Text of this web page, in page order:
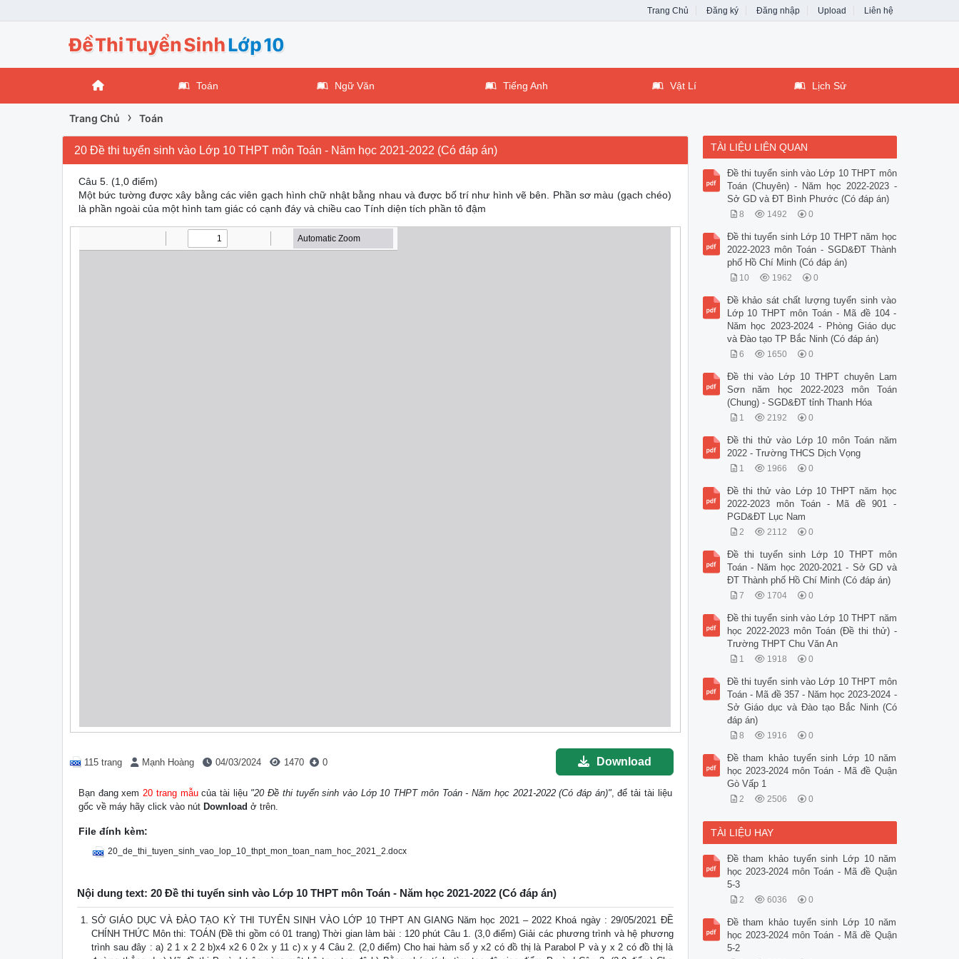
Trang Chủ Đăng ký Đăng nhập Upload Liên hệ
Toán Ngữ Văn Tiếng Anh Vật Lí Lịch Sử
Trang Chủ › Toán
20 Đề thi tuyển sinh vào Lớp 10 THPT môn Toán - Năm học 2021-2022 (Có đáp án)
Câu 5. (1,0 điểm)
Một bức tường được xây bằng các viên gạch hình chữ nhật bằng nhau và được bố trí như hình vẽ bên. Phần sơ màu (gạch chéo)
là phần ngoài của một hình tam giác có cạnh đáy và chiều cao Tính diện tích phần tô đậm
115 trang Mạnh Hoàng 04/03/2024 1470 0 Download
Bạn đang xem20 trang mẫucủa tài liệu "20 Đề thi tuyển sinh vào Lớp 10 THPT môn Toán - Năm học 2021-2022 (Có đáp án)", để tải tài liệu
gốc về máy hãy click vào nút Download ở trên.
File đính kèm:
20_de_thi_tuyen_sinh_vao_lop_10_thpt_mon_toan_nam_hoc_2021_2.docx
Nội dung text: 20 Đề thi tuyển sinh vào Lớp 10 THPT môn Toán - Năm học 2021-2022 (Có đáp án)
SỞ GIÁO DỤC VÀ ĐÀO TẠO KỲ THI TUYỂN SINH VÀO LỚP 10 THPT AN GIANG Năm học 2021 – 2022 Khoá ngày : 29/05/2021 ĐỀ
CHÍNH THỨC Môn thi: TOÁN (Đề thi gồm có 01 trang) Thời gian làm bài : 120 phút Câu 1. (3,0 điểm) Giải các phương trình và hệ phương
trình sau đây : a) 2 1 x 2 2 b)x4 x2 6 0 2x y 11 c) x y 4 Câu 2. (2,0 điểm) Cho hai hàm số y x2 có đồ thị là Parabol P và y x 2 có đồ thị là
TÀI LIỆU LIÊN QUAN
Đề thi tuyển sinh vào Lớp 10 THPT môn
Toán (Chuyên) - Năm học 2022-2023 -
Sở GD và ĐT Bình Phước (Có đáp án)
8 1492 0
Đề thi tuyển sinh Lớp 10 THPT năm học
2022-2023 môn Toán - SGD&ĐT Thành
phố Hồ Chí Minh (Có đáp án)
10 1962 0
Đề khảo sát chất lượng tuyển sinh vào
Lớp 10 THPT môn Toán - Mã đề 104 -
Năm học 2023-2024 - Phòng Giáo dục
và Đào tạo TP Bắc Ninh (Có đáp án)
6 1650 0
Đề thi vào Lớp 10 THPT chuyên Lam
Sơn năm học 2022-2023 môn Toán
(Chung) - SGD&ĐT tỉnh Thanh Hóa
1 2192 0
Đề thi thử vào Lớp 10 môn Toán năm
2022 - Trường THCS Dịch Vọng
1 1966 0
Đề thi thử vào Lớp 10 THPT năm học
2022-2023 môn Toán - Mã đề 901 -
PGD&ĐT Lục Nam
2 2112 0
Đề thi tuyển sinh Lớp 10 THPT môn
Toán - Năm học 2020-2021 - Sở GD và
ĐT Thành phố Hồ Chí Minh (Có đáp án)
7 1704 0
Đề thi tuyển sinh vào Lớp 10 THPT năm
học 2022-2023 môn Toán (Đề thi thử) -
Trường THPT Chu Văn An
1 1918 0
Đề thi tuyển sinh vào Lớp 10 THPT môn
Toán - Mã đề 357 - Năm học 2023-2024 -
Sở Giáo dục và Đào tạo Bắc Ninh (Có
đáp án)
8 1916 0
Đề tham khảo tuyển sinh Lớp 10 năm
học 2023-2024 môn Toán - Mã đề Quận
Gò Vấp 1
2 2506 0
TÀI LIỆU HAY
Đề tham khảo tuyển sinh Lớp 10 năm
học 2023-2024 môn Toán - Mã đề Quận
5-3
2 6036 0
Đề tham khảo tuyển sinh Lớp 10 năm
học 2023-2024 môn Toán - Mã đề Quận
5-2